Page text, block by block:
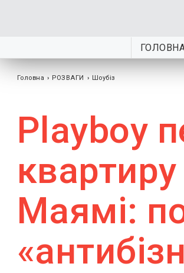
Головна › РОЗВАГИ › Шоубiз
Playboy
Маямі: